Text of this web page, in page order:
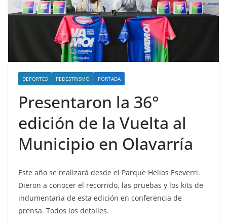
DEPORTES PEDESTRISMO PORTADA
Presentaron la 36°
edición de la Vuelta al
Municipio en Olavarría
Este año se realizará desde el Parque Helios Eseverri.
Dieron a conocer el recorrido, las pruebas y los kits de
indumentaria de esta edición en conferencia de
prensa. Todos los detalles.